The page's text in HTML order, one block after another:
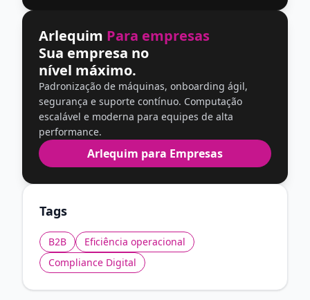
Arlequim Para empresas
Sua empresa no
nível máximo.
Padronização de máquinas, onboarding ágil,
segurança e suporte contínuo. Computação
escalável e moderna para equipes de alta
performance.
Arlequim para Empresas
Tags
B2B
Eficiência operacional
Compliance Digital